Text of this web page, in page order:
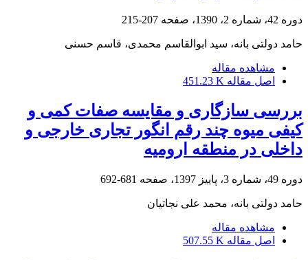
دوره 42، شماره 2، 1390، صفحه 207-215
حامد دولتی بانه، سید ابوالقاسم محمدی، قاسم حسنی
مشاهده مقاله
اصل مقاله 451.23 K
بررسی سازگاری و مقایسه صفات کمی و
کیفی میوه چند رقم انگور تجاری خارجی و
داخلی در منطقه ارومیه
دوره 49، شماره 3، پاییز 1397، صفحه 681-692
حامد دولتی بانه، محمد علی نجاتیان
مشاهده مقاله
اصل مقاله 507.55 K